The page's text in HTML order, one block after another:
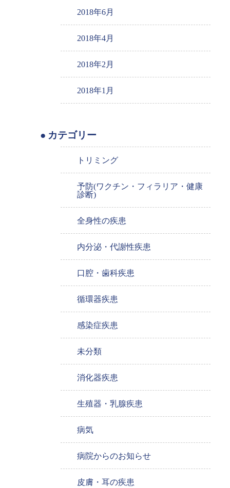
2018年6月
2018年4月
2018年2月
2018年1月
カテゴリー
トリミング
予防(ワクチン・フィラリア・健康
診断)
全身性の疾患
内分泌・代謝性疾患
口腔・歯科疾患
循環器疾患
感染症疾患
未分類
消化器疾患
生殖器・乳腺疾患
病気
病院からのお知らせ
皮膚・耳の疾患